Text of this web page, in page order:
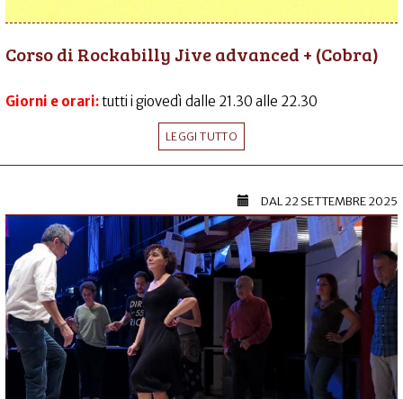
Corso di Rockabilly Jive advanced + (Cobra)
Giorni e orari:tutti i giovedì dalle 21.30 alle 22.30
LEGGI TUTTO
DAL22 SETTEMBRE 2025